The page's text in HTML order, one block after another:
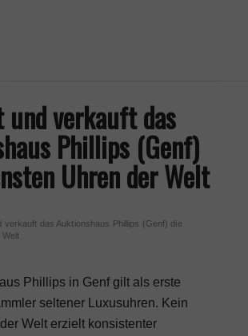
und verkauft das
Phillips (Genf)
Uhren der Welt
verkauft das Auktionshaus Phillips (Genf) die
Welt
Phillips in Genf gilt als erste
seltener Luxusuhren. Kein
Welt erzielt konsistenter